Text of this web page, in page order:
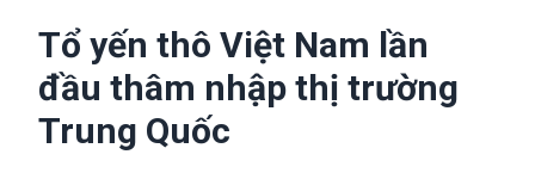
Tổ yến thô Việt Nam lần
đầu thâm nhập thị trường
Trung Quốc